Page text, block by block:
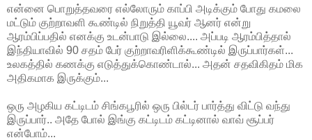
என்னை பொறுத்தவரை எல்லோரும் காப்பி அடிக்கும் போது கமலை
மட்டும் குற்றாவளி கூண்டில் நிறுத்தி யூவர் ஆனர் என்று
ஆரம்பிப்பதில் எனக்கு உடன்பாடு இல்லை.... அப்படி ஆரம்பித்தால்
இந்தியாவில் 90 சதம் பேர் குற்றாவரிளிக்கூண்டில் இருப்பார்கள்...
உலகத்தில் கணக்கு எடுத்துக்கொண்டால்... அதன் சதவிகிதம் மிக
அதிகமாக இருக்கும்...
ஒரு அழகிய கட்டிடம் சிங்கபூரில் ஒரு பில்டர் பார்த்து விட்டு வந்து
இருப்பார்.. அதே போல் இங்கு கட்டிடம் கட்டினால் வாவ் சூப்பர்
என்போம்...